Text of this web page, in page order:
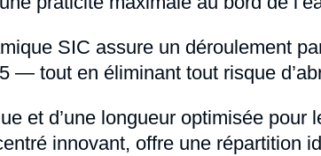
SIC assure un déroulement
— tout en éliminant tout risque
et d’une longueur optimisée pour
innovant, offre une répartition